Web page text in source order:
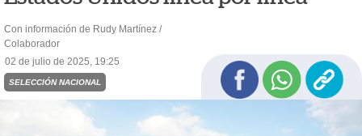
Con información de Rudy Martínez /
Colaborador
02 de julio de 2025, 19:25
SELECCIÓN NACIONAL